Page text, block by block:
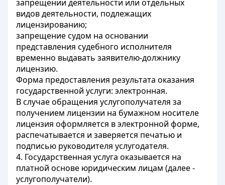
запрещении деятельности или отдельных
видов деятельности, подлежащих
лицензированию;
запрещение судом на основании
представления судебного исполнителя
временно выдавать заявителю-должнику
лицензию.
Форма предоставления результата оказания
государственной услуги: электронная.
В случае обращения услугополучателя за
получением лицензии на бумажном носителе
лицензия оформляется в электронной форме,
распечатывается и заверяется печатью и
подписью руководителя услугодателя.
4. Государственная услуга оказывается на
платной основе юридическим лицам (далее -
услугополучатели).